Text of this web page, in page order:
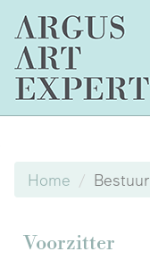
Home Bestuur
Voorzitter